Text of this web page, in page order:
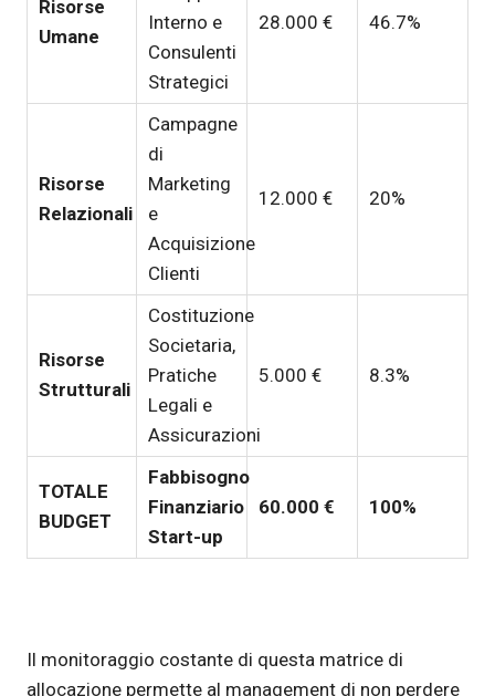
Risorse
Umane
Interno e
Consulenti
Strategici
28.000 € 46.7%
Risorse
Relazionali
Campagne
di
Marketing
e
Acquisizione
Clienti
12.000 € 20%
Risorse
Strutturali
Costituzione
Societaria,
Pratiche
Legali e
Assicurazioni
5.000 € 8.3%
TOTALE
BUDGET
Fabbisogno
Finanziario
Start-up
60.000 € 100%
Il monitoraggio costante di questa matrice di
allocazione permette al management di non perdere